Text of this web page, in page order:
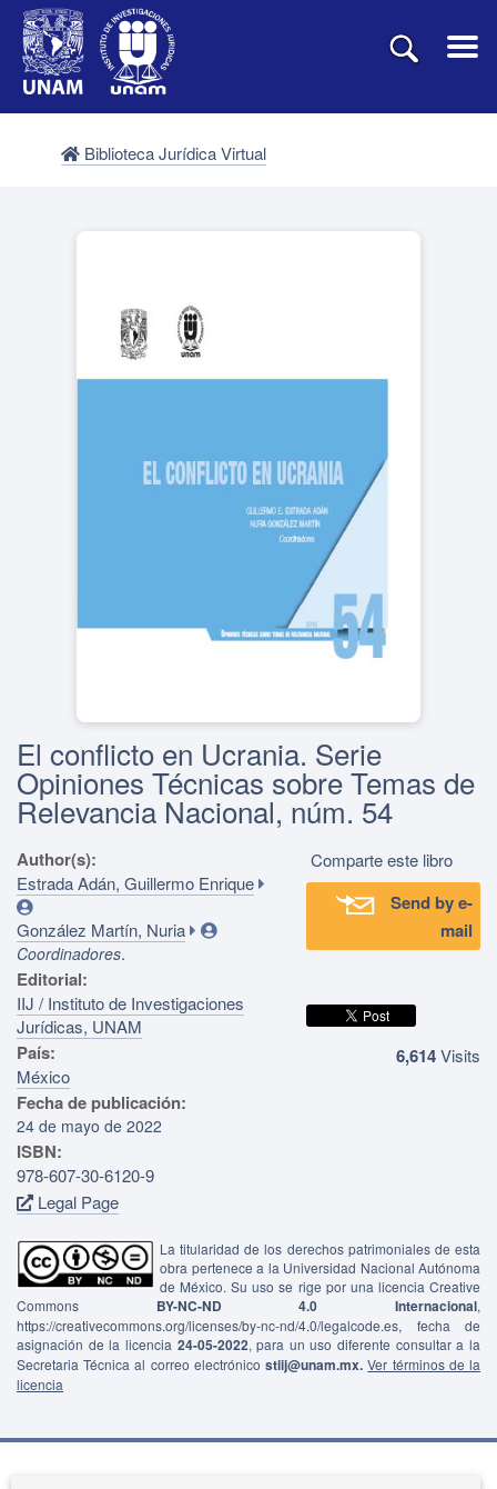
Biblioteca Jurídica Virtual
El conflicto en Ucrania. Serie
Opiniones Técnicas sobre Temas de
Relevancia Nacional, núm. 54
Author(s):
Estrada Adán, Guillermo Enrique
González Martín, Nuria
Coordinadores.
Editorial:
IIJ / Instituto de Investigaciones
Jurídicas, UNAM
País:
México
Fecha de publicación:
24 de mayo de 2022
ISBN:
978-607-30-6120-9
Legal Page
Comparte este libro
Send by e-
mail
6,614Visits
La titularidad de los derechos patrimoniales de esta
obra pertenece a la Universidad Nacional Autónoma
de México. Su uso se rige por una licencia Creative
Commons BY-NC-ND 4.0 Internacional,
https://creativecommons.org/licenses/by-nc-nd/4.0/legalcode.es, fecha de
asignación de la licencia 24-05-2022, para un uso diferente consultar a la
Secretaria Técnica al correo electrónicostiij@unam.mx. Ver términos de la
licencia